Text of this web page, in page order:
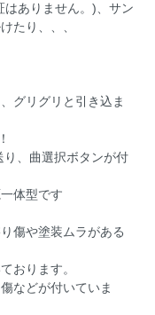
ありません。)、サン
たり、、、
グリグリと引き込ま
、曲選択ボタンが付
体型です
傷や塗装ムラがある
おります。
などが付いていま